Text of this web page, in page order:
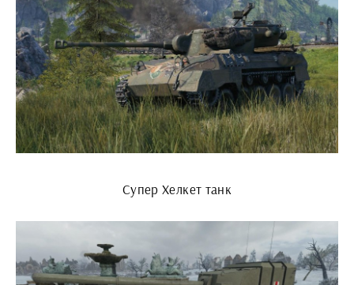
Супер Хелкет танк